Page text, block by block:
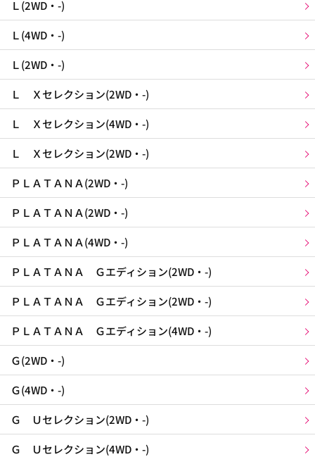
Ｌ(2WD・-)
Ｌ(4WD・-)
Ｌ(2WD・-)
Ｌ Ｘセレクション(2WD・-)
Ｌ Ｘセレクション(4WD・-)
Ｌ Ｘセレクション(2WD・-)
ＰＬＡＴＡＮＡ(2WD・-)
ＰＬＡＴＡＮＡ(2WD・-)
ＰＬＡＴＡＮＡ(4WD・-)
ＰＬＡＴＡＮＡ Ｇエディション(2WD・-)
ＰＬＡＴＡＮＡ Ｇエディション(2WD・-)
ＰＬＡＴＡＮＡ Ｇエディション(4WD・-)
Ｇ(2WD・-)
Ｇ(4WD・-)
Ｇ Ｕセレクション(2WD・-)
Ｇ Ｕセレクション(4WD・-)